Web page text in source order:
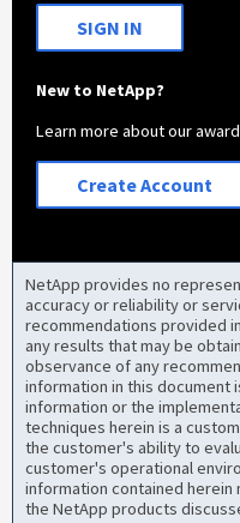
SIGN IN
New to NetApp?
Learn more about our
Create Account
NetApp provides no
accuracy or reliability or
recommendations provided
any results that may be
observance of any
information in this document
information or the
techniques herein is a
the customer's ability to
customer's operational
information contained herein
the NetApp products